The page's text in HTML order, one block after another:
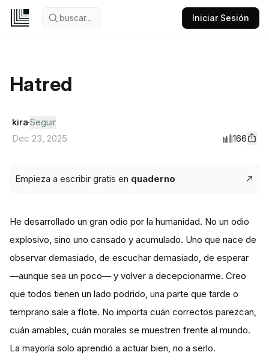
buscar... Iniciar Sesión
Hatred
kira Seguir
Dec 23, 2025
166
Empieza a escribir gratis en quaderno
He desarrollado un gran odio por la humanidad. No un odio
explosivo, sino uno cansado y acumulado. Uno que nace de
observar demasiado, de escuchar demasiado, de esperar
—aunque sea un poco— y volver a decepcionarme. Creo
que todos tienen un lado podrido, una parte que tarde o
temprano sale a flote. No importa cuán correctos parezcan,
cuán amables, cuán morales se muestren frente al mundo.
La mayoría solo aprendió a actuar bien, no a serlo.